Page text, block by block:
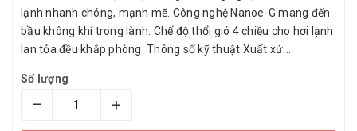
lạnh nhanh chóng, mạnh mẽ. Công nghệ Nanoe-G mang đến
bầu không khí trong lành. Chế độ thổi gió 4 chiều cho hơi lạnh
lan tỏa đều khắp phòng. Thông số kỹ thuật Xuất xứ...
Số lượng
– +